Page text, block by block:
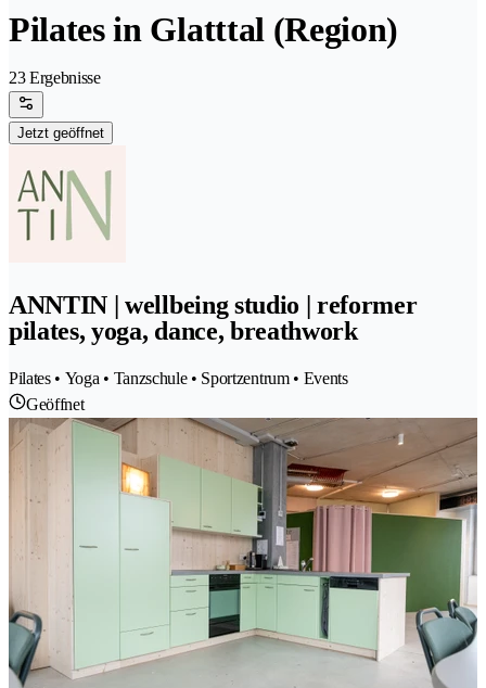
Pilates in Glatttal (Region)
23 Ergebnisse
Jetzt geöffnet
ANNTIN | wellbeing studio | reformer
pilates, yoga, dance, breathwork
Pilates • Yoga • Tanzschule • Sportzentrum • Events
Geöffnet